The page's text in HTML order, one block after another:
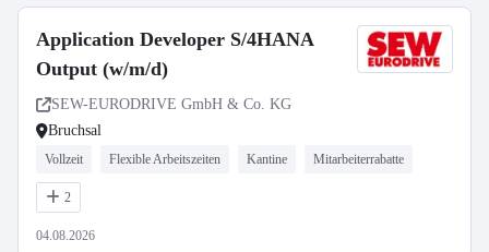
Application Developer S/4HANA
Output (w/m/d)
SEW-EURODRIVE GmbH & Co. KG
Bruchsal
Vollzeit Flexible Arbeitszeiten Kantine Mitarbeiterrabatte
2
04.08.2026